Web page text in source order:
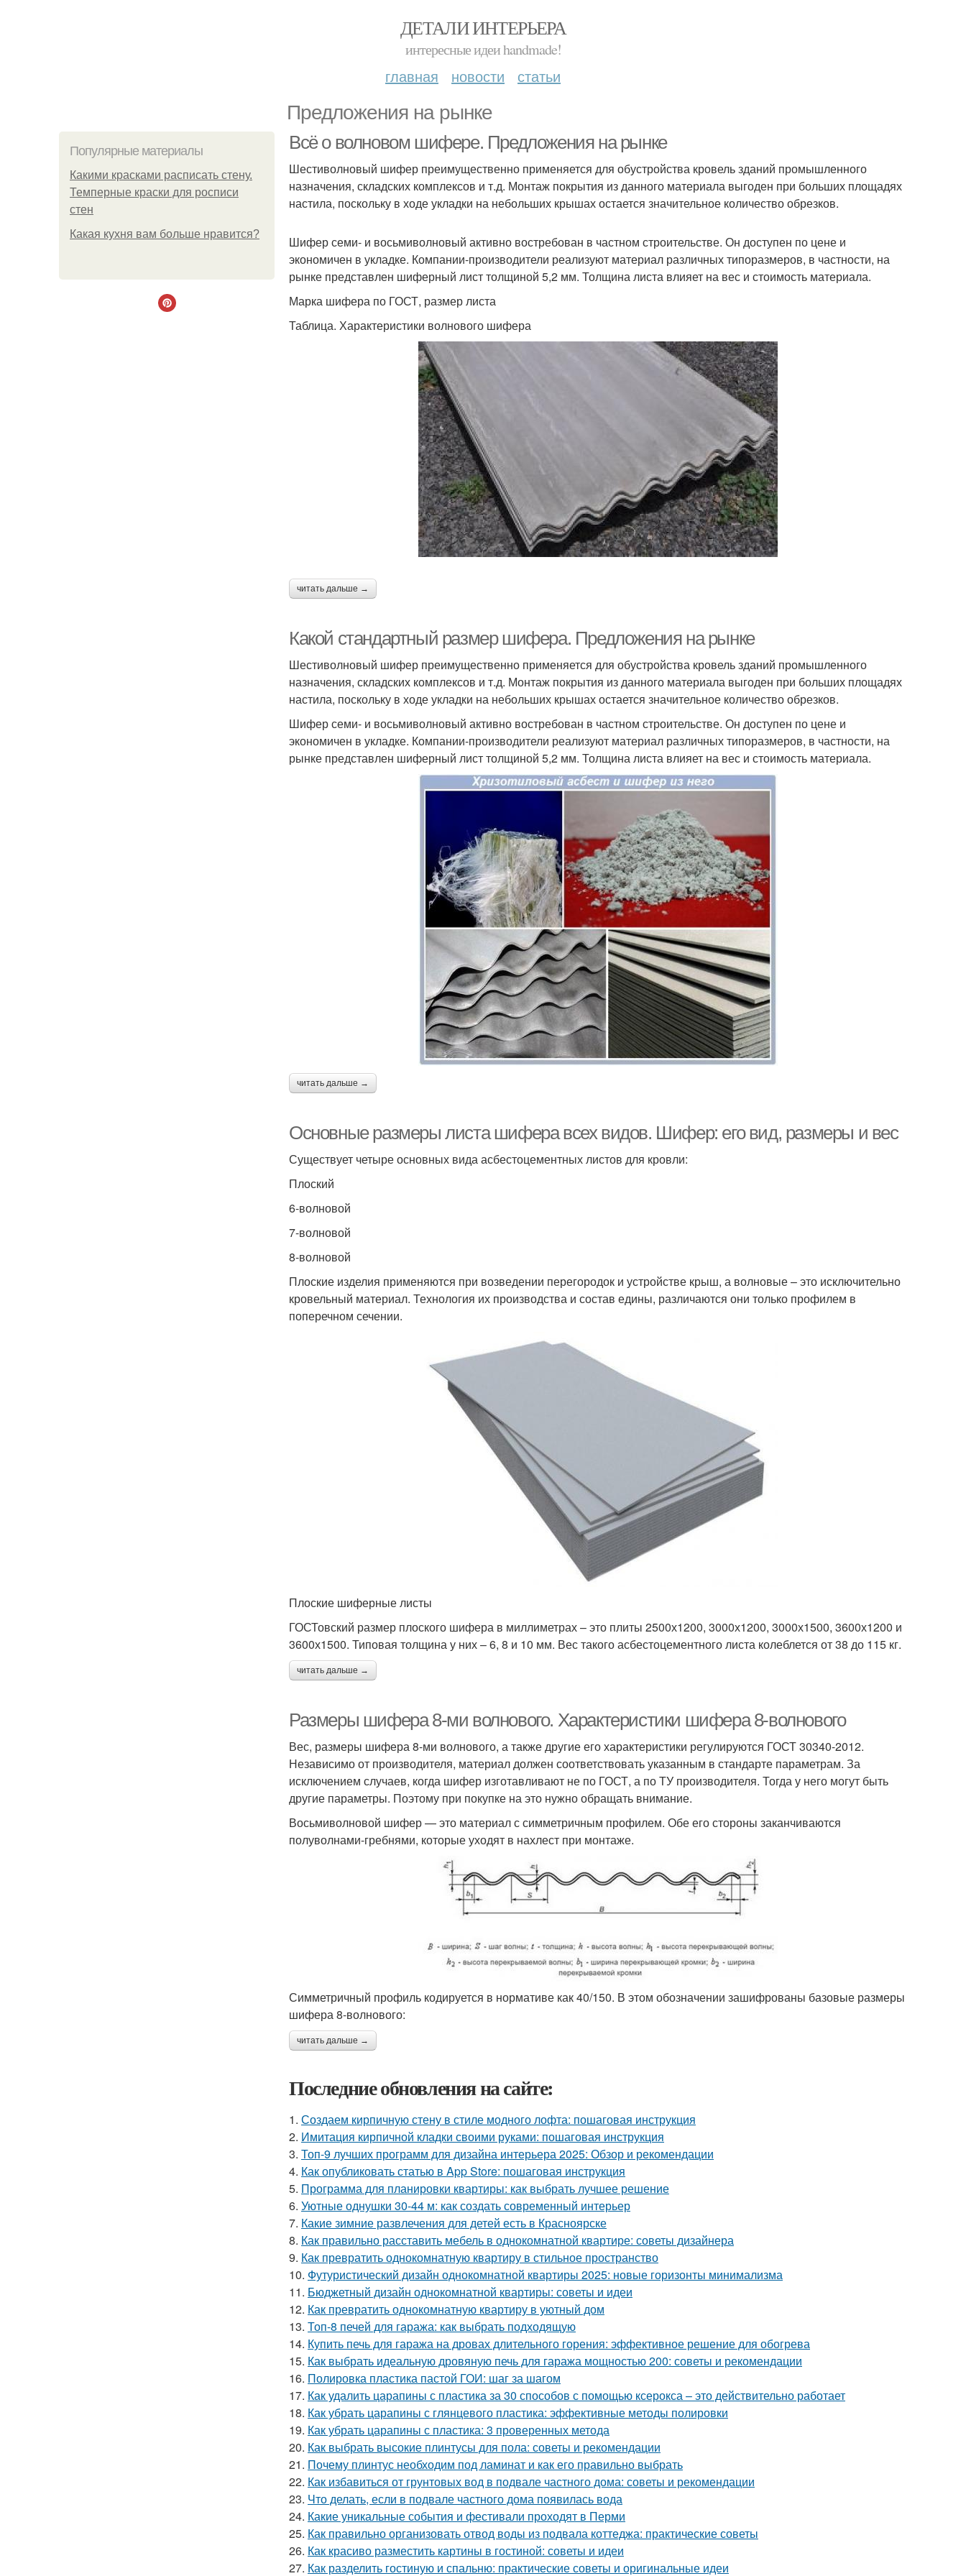
ДЕТАЛИ ИНТЕРЬЕРА
интересные идеи handmade!
главная новости статьи
Предложения на рынке
Популярные материалы
Какими красками расписать стену.
Темперные краски для росписи
стен
Какая кухня вам больше нравится?
Всё о волновом шифере. Предложения на рынке
Шестиволновый шифер преимущественно применяется для обустройства кровель зданий промышленного
назначения, складских комплексов и т.д. Монтаж покрытия из данного материала выгоден при больших площадях
настила, поскольку в ходе укладки на небольших крышах остается значительное количество обрезков.
Шифер семи- и восьмиволновый активно востребован в частном строительстве. Он доступен по цене и
экономичен в укладке. Компании-производители реализуют материал различных типоразмеров, в частности, на
рынке представлен шиферный лист толщиной 5,2 мм. Толщина листа влияет на вес и стоимость материала.
Марка шифера по ГОСТ, размер листа
Таблица. Характеристики волнового шифера
читать дальше →
Какой стандартный размер шифера. Предложения на рынке
Шестиволновый шифер преимущественно применяется для обустройства кровель зданий промышленного
назначения, складских комплексов и т.д. Монтаж покрытия из данного материала выгоден при больших площадях
настила, поскольку в ходе укладки на небольших крышах остается значительное количество обрезков.
Шифер семи- и восьмиволновый активно востребован в частном строительстве. Он доступен по цене и
экономичен в укладке. Компании-производители реализуют материал различных типоразмеров, в частности, на
рынке представлен шиферный лист толщиной 5,2 мм. Толщина листа влияет на вес и стоимость материала.
читать дальше →
Основные размеры листа шифера всех видов. Шифер: его вид, размеры и вес
Существует четыре основных вида асбестоцементных листов для кровли:
Плоский
6-волновой
7-волновой
8-волновой
Плоские изделия применяются при возведении перегородок и устройстве крыш, а волновые – это исключительно
кровельный материал. Технология их производства и состав едины, различаются они только профилем в
поперечном сечении.
Плоские шиферные листы
ГОСТовский размер плоского шифера в миллиметрах – это плиты 2500х1200, 3000х1200, 3000х1500, 3600х1200 и
3600х1500. Типовая толщина у них – 6, 8 и 10 мм. Вес такого асбестоцементного листа колеблется от 38 до 115 кг.
читать дальше →
Размеры шифера 8-ми волнового. Характеристики шифера 8-волнового
Вес, размеры шифера 8-ми волнового, а также другие его характеристики регулируются ГОСТ 30340-2012.
Независимо от производителя, материал должен соответствовать указанным в стандарте параметрам. За
исключением случаев, когда шифер изготавливают не по ГОСТ, а по ТУ производителя. Тогда у него могут быть
другие параметры. Поэтому при покупке на это нужно обращать внимание.
Восьмиволновой шифер — это материал с симметричным профилем. Обе его стороны заканчиваются
полуволнами-гребнями, которые уходят в нахлест при монтаже.
Симметричный профиль кодируется в нормативе как 40/150. В этом обозначении зашифрованы базовые размеры
шифера 8-волнового:
читать дальше →
Последние обновления на сайте:
1. Создаем кирпичную стену в стиле модного лофта: пошаговая инструкция
2. Имитация кирпичной кладки своими руками: пошаговая инструкция
3. Топ-9 лучших программ для дизайна интерьера 2025: Обзор и рекомендации
4. Как опубликовать статью в App Store: пошаговая инструкция
5. Программа для планировки квартиры: как выбрать лучшее решение
6. Уютные однушки 30-44 м: как создать современный интерьер
7. Какие зимние развлечения для детей есть в Красноярске
8. Как правильно расставить мебель в однокомнатной квартире: советы дизайнера
9. Как превратить однокомнатную квартиру в стильное пространство
10. Футуристический дизайн однокомнатной квартиры 2025: новые горизонты минимализма
11. Бюджетный дизайн однокомнатной квартиры: советы и идеи
12. Как превратить однокомнатную квартиру в уютный дом
13. Топ-8 печей для гаража: как выбрать подходящую
14. Купить печь для гаража на дровах длительного горения: эффективное решение для обогрева
15. Как выбрать идеальную дровяную печь для гаража мощностью 200: советы и рекомендации
16. Полировка пластика пастой ГОИ: шаг за шагом
17. Как удалить царапины с пластика за 30 способов с помощью ксерокса – это действительно работает
18. Как убрать царапины с глянцевого пластика: эффективные методы полировки
19. Как убрать царапины с пластика: 3 проверенных метода
20. Как выбрать высокие плинтусы для пола: советы и рекомендации
21. Почему плинтус необходим под ламинат и как его правильно выбрать
22. Как избавиться от грунтовых вод в подвале частного дома: советы и рекомендации
23. Что делать, если в подвале частного дома появилась вода
24. Какие уникальные события и фестивали проходят в Перми
25. Как правильно организовать отвод воды из подвала коттеджа: практические советы
26. Как красиво разместить картины в гостиной: советы и идеи
27. Как разделить гостиную и спальню: практические советы и оригинальные идеи